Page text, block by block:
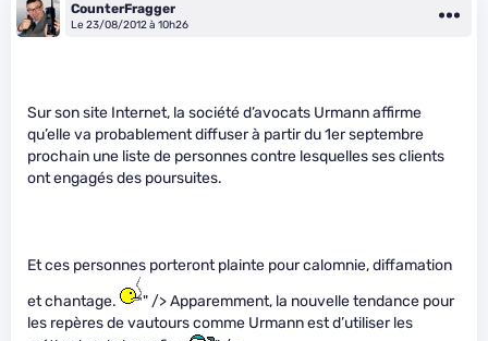
CounterFragger
Le 23/08/2012 à 10h26
Sur son site Internet, la société d’avocats Urmann affirme
qu’elle va probablement diffuser à partir du 1er septembre
prochain une liste de personnes contre lesquelles ses clients
ont engagés des poursuites.
Et ces personnes porteront plainte pour calomnie, diffamation
et chantage.
" /> Apparemment, la nouvelle tendance pour
les repères de vautours comme Urmann est d’utiliser les